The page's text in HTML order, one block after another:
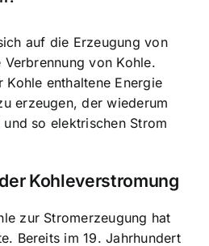
auf die Erzeugung von
von Kohle.
enthaltene Energie
erzeugen, der wiederum
so elektrischen Strom
Kohleverstromung
zur Stromerzeugung hat
Bereits im 19. Jahrhundert